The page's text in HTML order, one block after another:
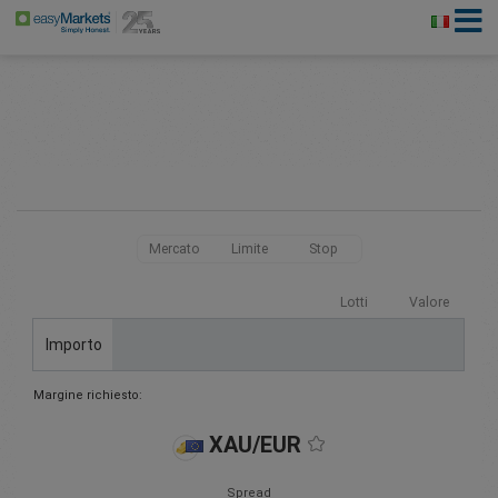
Mercato Limite Stop
Lotti Valore
Importo
Margine richiesto:
XAU/EUR
Spread